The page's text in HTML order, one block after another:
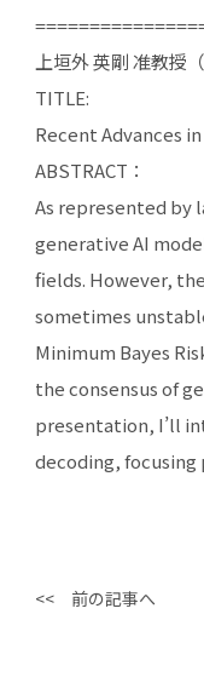
上垣外 英剛 准教授
TITLE:
Recent Advances
ABSTRACT：
As represented by
generative AI
fields. However,
sometimes
Minimum Bayes
the consensus of
presentation, I’ll
decoding, focusing
<< 前の記事へ